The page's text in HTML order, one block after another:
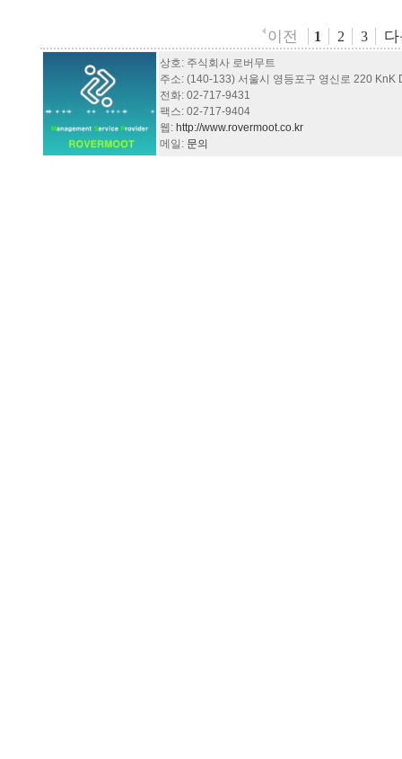
이전 1 2 3
상호: 주식회사 로버무트
주소: (140-133) 서울시 영등포구 영신로 220 KnK
전화: 02-717-9431
팩스: 02-717-9404
웹: http://www.rovermoot.co.kr
메일: 문의